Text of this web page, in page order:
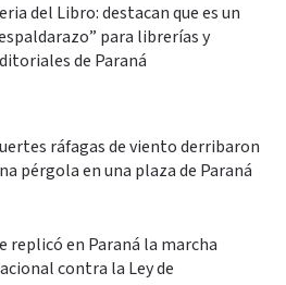
del Libro: destacan que es un
para librerías y
de Paraná
ráfagas de viento derribaron
pérgola en una plaza de Paraná
replicó en Paraná la marcha
contra la Ley de